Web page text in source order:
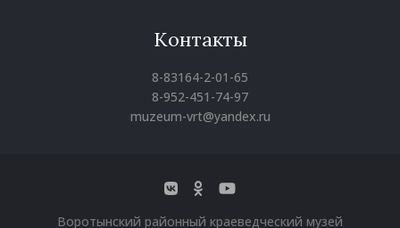
Контакты
8-83164-2-01-65
8-952-451-74-97
muzeum-vrt@yandex.ru
Воротынский районный краеведческий музей